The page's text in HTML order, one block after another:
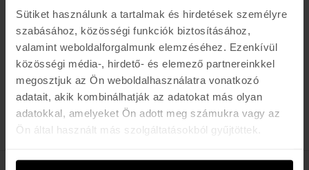
Sütiket használunk a tartalmak és hirdetések személyre
szabásához, közösségi funkciók biztosításához,
valamint weboldalforgalmunk elemzéséhez. Ezenkívül
közösségi média-, hirdető- és elemező partnereinkkel
megosztjuk az Ön weboldalhasználatra vonatkozó
adatait, akik kombinálhatják az adatokat más olyan
adatokkal, amelyeket Ön adott meg számukra vagy az
Ön által használt más szolgáltatásokból gyűjtöttek.
ARBOR
Groundswell Fish - 37
87.990 Ft69.512 Ft
TERMÉK / OLDAL